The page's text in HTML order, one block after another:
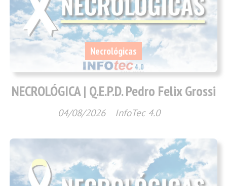
NECROLÓGICA | Q.E.P.D. Pedro Felix Grossi
InfoTec 4.0
Necrológicas
04/08/2026